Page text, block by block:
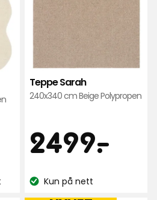
Teppe Sarah
240x340 cm Beige Polypropen
Pris
2499-
.
Lagerbalanse:
Kun på nett